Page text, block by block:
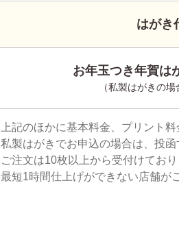
はがき
お年玉つき年賀
（私製はがきの
上記のほかに基本料金、プリント
私製はがきでお申込の場合は、投
ご注文は10枚以上から受付けてお
最短1時間仕上げができない店舗が